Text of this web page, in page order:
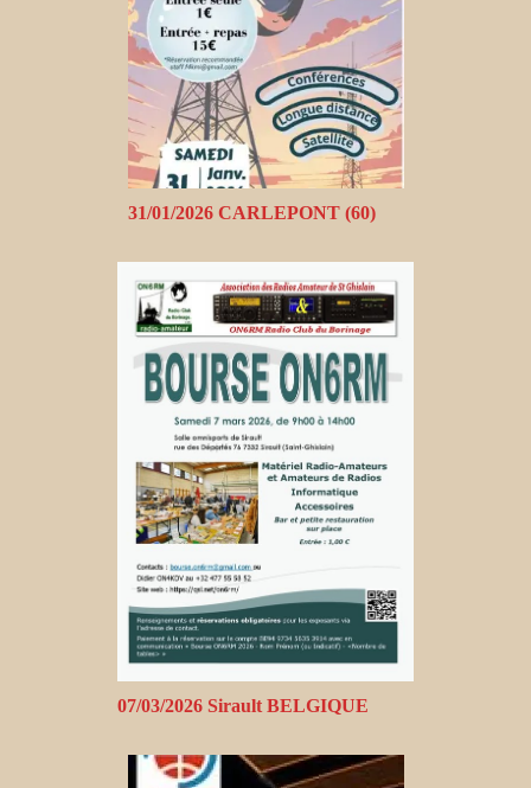
31/01/2026 CARLEPONT (60)
07/03/2026 Sirault BELGIQUE